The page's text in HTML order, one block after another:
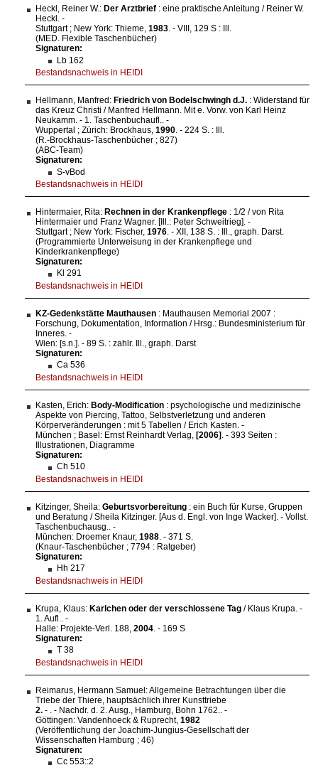
Heckl, Reiner W.: Der Arztbrief : eine praktische Anleitung / Reiner W.
Heckl. -
Stuttgart ; New York: Thieme, 1983. - VIII, 129 S : Ill.
(MED. Flexible Taschenbücher)
Signaturen:
Lb 162
Bestandsnachweis in HEIDI
Hellmann, Manfred: Friedrich von Bodelschwingh d.J. : Widerstand für
das Kreuz Christi / Manfred Hellmann. Mit e. Vorw. von Karl Heinz
Neukamm. - 1. Taschenbuchaufl.. -
Wuppertal ; Zürich: Brockhaus, 1990. - 224 S. : Ill.
(R.-Brockhaus-Taschenbücher ; 827)
(ABC-Team)
Signaturen:
S-vBod
Bestandsnachweis in HEIDI
Hintermaier, Rita: Rechnen in der Krankenpflege : 1/2 / von Rita
Hintermaier und Franz Wagner. [Ill.: Peter Schweitrieg]. -
Stuttgart ; New York: Fischer, 1976. - XII, 138 S. : Ill., graph. Darst.
(Programmierte Unterweisung in der Krankenpflege und
Kinderkrankenpflege)
Signaturen:
Kl 291
Bestandsnachweis in HEIDI
KZ-Gedenkstätte Mauthausen : Mauthausen Memorial 2007 :
Forschung, Dokumentation, Information / Hrsg.: Bundesministerium für
Inneres. -
Wien: [s.n.]. - 89 S. : zahlr. Ill., graph. Darst
Signaturen:
Ca 536
Bestandsnachweis in HEIDI
Kasten, Erich: Body-Modification : psychologische und medizinische
Aspekte von Piercing, Tattoo, Selbstverletzung und anderen
Körperveränderungen : mit 5 Tabellen / Erich Kasten. -
München ; Basel: Ernst Reinhardt Verlag, [2006] . - 393 Seiten :
Illustrationen, Diagramme
Signaturen:
Ch 510
Bestandsnachweis in HEIDI
Kitzinger, Sheila: Geburtsvorbereitung : ein Buch für Kurse, Gruppen
und Beratung / Sheila Kitzinger. [Aus d. Engl. von Inge Wacker]. - Vollst.
Taschenbuchausg.. -
München: Droemer Knaur, 1988. - 371 S.
(Knaur-Taschenbücher ; 7794 : Ratgeber)
Signaturen:
Hh 217
Bestandsnachweis in HEIDI
Krupa, Klaus: Karlchen oder der verschlossene Tag / Klaus Krupa. -
1. Aufl.. -
Halle: Projekte-Verl. 188, 2004. - 169 S
Signaturen:
T 38
Bestandsnachweis in HEIDI
Reimarus, Hermann Samuel: Allgemeine Betrachtungen über die
Triebe der Thiere, hauptsächlich ihrer Kunsttriebe
2. - . - Nachdr. d. 2. Ausg., Hamburg, Bohn 1762.. -
Göttingen: Vandenhoeck & Ruprecht, 1982
(Veröffentlichung der Joachim-Jungius-Gesellschaft der
Wissenschaften Hamburg ; 46)
Signaturen:
Cc 553::2